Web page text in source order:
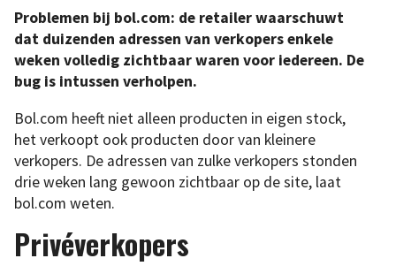
Problemen bij bol.com: de retailer waarschuwt
dat duizenden adressen van verkopers enkele
weken volledig zichtbaar waren voor iedereen. De
bug is intussen verholpen.
Bol.com heeft niet alleen producten in eigen stock,
het verkoopt ook producten door van kleinere
verkopers. De adressen van zulke verkopers stonden
drie weken lang gewoon zichtbaar op de site, laat
bol.com weten.
Privéverkopers